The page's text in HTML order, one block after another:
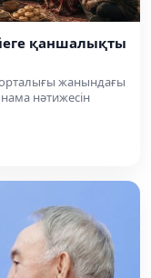
қаншалықты
жанындағы
нәтижесін